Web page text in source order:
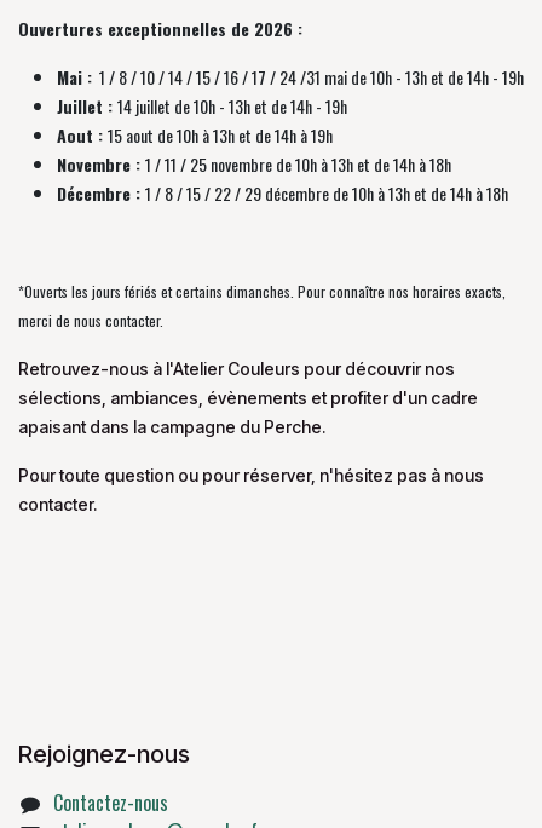
Ouvertures exceptionnelles de 2026 :
Mai : 1 / 8 / 10 / 14 / 15 / 16 / 17 / 24 /31 mai de 10h - 13h et de 14h - 19h
Juillet :14 juillet de 10h - 13h et de 14h - 19h
Aout :15 aout de 10h à 13h et de 14h à 19h
Novembre :1 / 11 / 25 novembre de10h à 13h et de 14h à 18h
Décembre :1 / 8 / 15 / 22 / 29 décembrede10h à 13h et de 14h à 18h
*Ouverts les jours fériés et certains dimanches. Pour connaître nos horaires exacts,
merci de nous contacter.
Retrouvez-nous à l'Atelier Couleurs pour découvrir nos
sélections, ambiances, évènements et profiter d'un cadre
apaisant dans la campagne du Perche.
Pour toute question ou pour réserver, n'hésitez pas à nous
contacter.
Rejoignez-nous
Contactez-nous